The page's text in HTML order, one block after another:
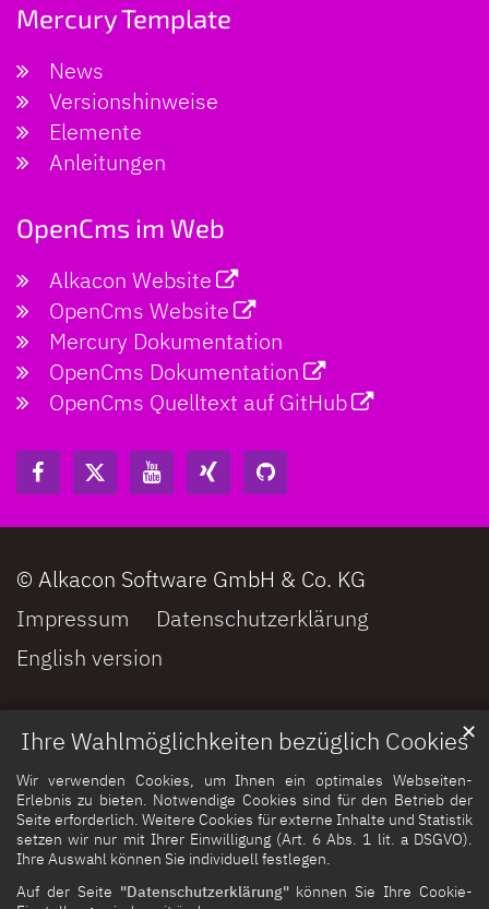
Ihre Wahlmöglichkeiten bezüglich Cookies
Wir verwenden Cookies, um Ihnen ein optimales Webseiten-
Erlebnis zu bieten. Notwendige Cookies sind für den Betrieb der
Seite erforderlich. Weitere Cookies für externe Inhalte und Statistik
setzen wir nur mit Ihrer Einwilligung (Art. 6 Abs. 1 lit. a DSGVO).
Ihre Auswahl können Sie individuell festlegen.
Auf der Seite "Datenschutzerklärung"können Sie Ihre Cookie-
✕
Mercury Template
News
Versionshinweise
Elemente
Anleitungen
OpenCms im Web
Alkacon Website
OpenCms Website
Mercury Dokumentation
OpenCms Dokumentation
OpenCms Quelltext auf GitHub
© Alkacon Software GmbH & Co. KG
Impressum
Datenschutzerklärung
English version